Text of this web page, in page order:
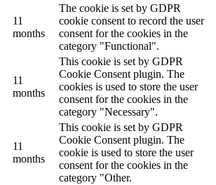
11
months
The cookie is set by GDPR
cookie consent to record the user
consent for the cookies in the
category "Functional".
11
months
This cookie is set by GDPR
Cookie Consent plugin. The
cookies is used to store the user
consent for the cookies in the
category "Necessary".
11
months
This cookie is set by GDPR
Cookie Consent plugin. The
cookie is used to store the user
consent for the cookies in the
category "Other.